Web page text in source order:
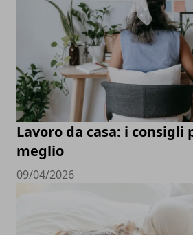
Lavoro da casa: i consigli
meglio
09/04/2026